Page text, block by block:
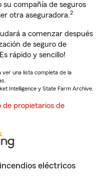
su compañía de seguros
otra aseguradora.2
a comenzar después
de seguro de
rápido y sencillo!
ver una lista completa de la
Intelligence y State Farm Archive.
de propietarios de
eléctricos